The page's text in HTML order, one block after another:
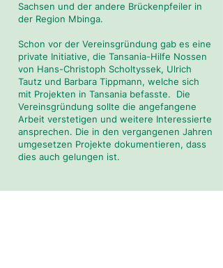
Sachsen und der andere Brückenpfeiler in
der Region Mbinga.
Schon vor der Vereinsgründung gab es eine
private Initiative, die Tansania-Hilfe Nossen
von Hans-Christoph Scholtyssek, Ulrich
Tautz und Barbara Tippmann, welche sich
mit Projekten in Tansania befasste. Die
Vereinsgründung sollte die angefangene
Arbeit verstetigen und weitere Interessierte
ansprechen. Die in den vergangenen Jahren
umgesetzen Projekte dokumentieren, dass
dies auch gelungen ist.